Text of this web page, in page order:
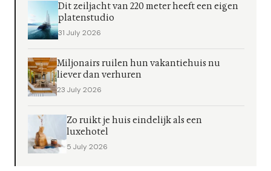
Dit zeiljacht van 220 meter heeft een eigen
platenstudio
31 July 2026
Miljonairs ruilen hun vakantiehuis nu
liever dan verhuren
23 July 2026
Zo ruikt je huis eindelijk als een
luxehotel
5 July 2026